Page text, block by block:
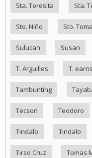
Sta. Teresita Sta.
Sto. Niño Sto.
Sulucan Susan
T. Arguilles T.
Tambunting
Tecson Teodoro
Tindalo Tindalo
Tirso Cruz Tomas